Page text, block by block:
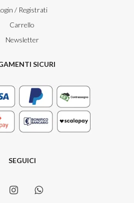
/ Registrati
Carrello
Newsletter
SICURI
SEGUICI